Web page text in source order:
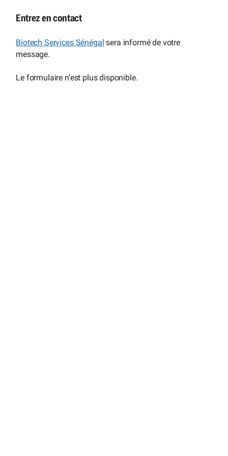
Entrez en contact
Biotech Services Sénégal sera informé de votre
message.
Le formulaire n’est plus disponible.